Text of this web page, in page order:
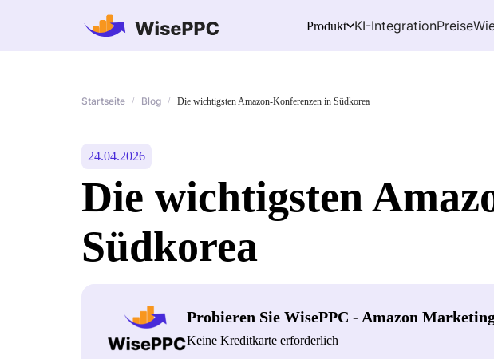
Produkt KI-IntegrationPreise
Startseite / Blog / Die wichtigsten Amazon-Konferenzen in Südkorea
24.04.2026
Die wichtigsten
Südkorea
Probieren Sie WisePPC - Amazon
Keine Kreditkarte erforderlich